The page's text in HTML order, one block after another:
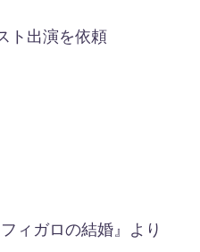
ト出演を依頼
ィガロの結婚』より